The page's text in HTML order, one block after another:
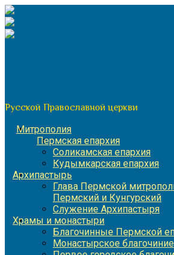
Перейти
к
содержимому
Русской Православной церкви
Митрополия
Пермская епархия
Соликамская епархия
Кудымкарская епархия
Архипастырь
Глава Пермской
Пермский и Кунгурский
Служение Архипастыря
Храмы и монастыри
Благочинные Пермской
Монастырское благочиние